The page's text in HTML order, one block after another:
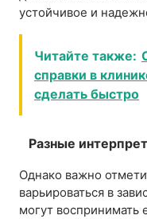
устойчивое и
Читайте также:
справки в
сделать быстро
Разные
Однако важно
варьироваться в
могут воспринимать